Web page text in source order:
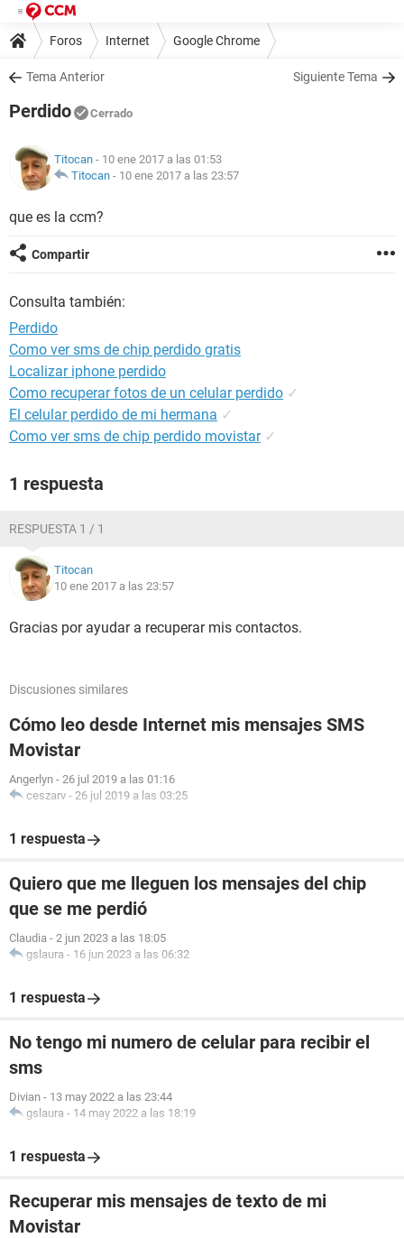
Foros Internet Google Chrome
Tema Anterior Siguiente Tema
Perdido Cerrado
Titocan - 10 ene 2017 a las 01:53
Titocan - 10 ene 2017 a las 23:57
que es la ccm?
Compartir
Consulta también:
Perdido
Como ver sms de chip perdido gratis
Localizar iphone perdido
Como recuperar fotos de un celular perdido ✓
El celular perdido de mi hermana ✓
Como ver sms de chip perdido movistar ✓
1 respuesta
RESPUESTA 1 / 1
Titocan
10 ene 2017 a las 23:57
Gracias por ayudar a recuperar mis contactos.
Discusiones similares
Cómo leo desde Internet mis mensajes SMS
Movistar
Angerlyn - 26 jul 2019 a las 01:16
ceszarv - 26 jul 2019 a las 03:25
1 respuesta
Quiero que me lleguen los mensajes del chip
que se me perdió
Claudia - 2 jun 2023 a las 18:05
gslaura - 16 jun 2023 a las 06:32
1 respuesta
No tengo mi numero de celular para recibir el
sms
Divian - 13 may 2022 a las 23:44
gslaura - 14 may 2022 a las 18:19
1 respuesta
Recuperar mis mensajes de texto de mi
Movistar